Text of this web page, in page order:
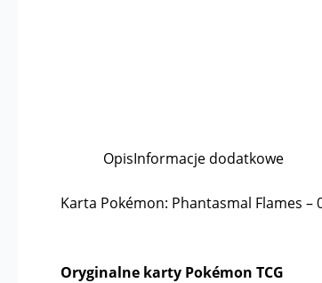
OpisInformacje dodatkowe
Karta Pokémon: Phantasmal Flames –
Oryginalne karty Pokémon TCG